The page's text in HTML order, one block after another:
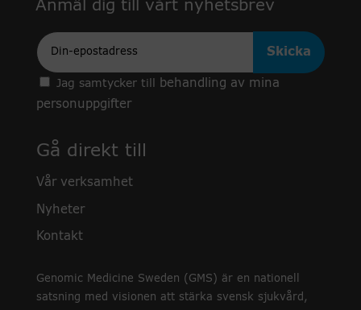
Anmäl dig till vårt nyhetsbrev
Epost
Jag samtycker till
behandling av mina
personuppgifter
Gå direkt till
Vår verksamhet
Nyheter
Kontakt
Genomic Medicine Sweden (GMS) är en nationell
satsning med visionen att stärka svensk sjukvård,